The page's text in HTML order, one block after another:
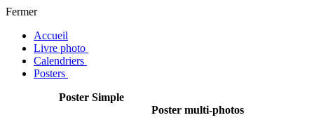
Fermer
Accueil
Livre photo
Calendriers
Posters
Poster Simple
Poster multi-photos